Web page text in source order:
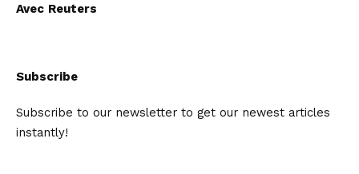
Avec Reuters
Subscribe
Subscribe to our newsletter to get our newest articles
instantly!